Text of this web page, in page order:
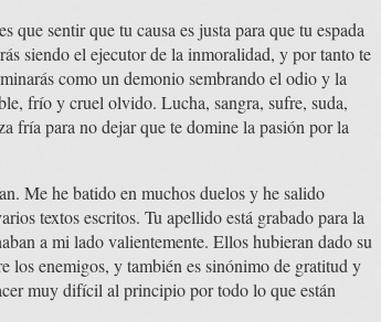
sentir que tu causa es justa para que tu espada
siendo el ejecutor de la inmoralidad, y por tanto te
como un demonio sembrando el odio y la
frío y cruel olvido. Lucha, sangra, sufre, suda,
fría para no dejar que te domine la pasión por la
Me he batido en muchos duelos y he salido
textos escritos. Tu apellido está grabado para la
a mi lado valientemente. Ellos hubieran dado su
enemigos, y también es sinónimo de gratitud y
muy difícil al principio por todo lo que están